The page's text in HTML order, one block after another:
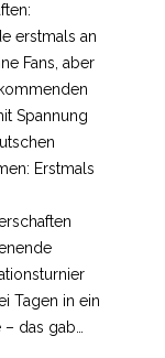
erstmals an
Fans, aber
Spannung
Erstmals
Tagen in ein
das gab…